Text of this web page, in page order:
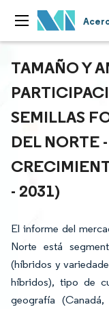
TAMAÑO Y
SEMILLAS
DEL NORTE
- 2031)
El informe del
Norte está
(híbridos y
híbridos), tipo de
geografía